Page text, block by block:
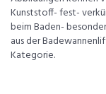
Kunststoff- fest-
beim Baden-
aus der
Kategorie.